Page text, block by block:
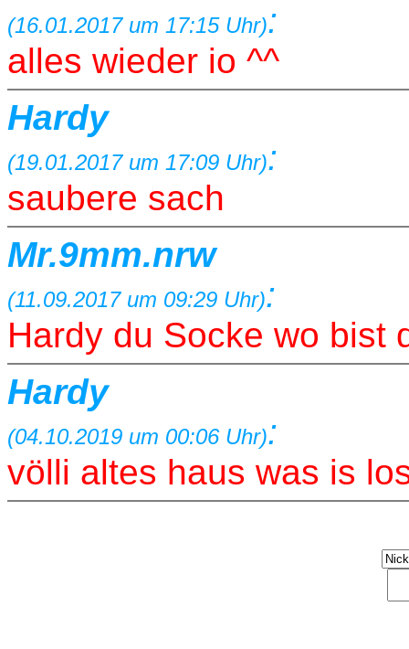
(16.01.2017 um 17:15 Uhr):
alles wieder io ^^
Hardy
(19.01.2017 um 17:09 Uhr):
saubere sach
Mr.9mm.nrw
(11.09.2017 um 09:29 Uhr):
Hardy du Socke wo bist
Hardy
(04.10.2019 um 00:06 Uhr):
völli altes haus was is